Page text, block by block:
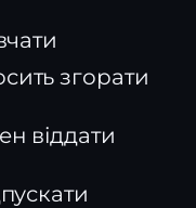
згорати
віддати